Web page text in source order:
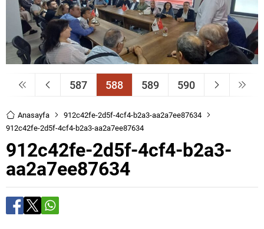
587 588 589 590
Anasayfa
912c42fe-2d5f-4cf4-b2a3-aa2a7ee87634
912c42fe-2d5f-4cf4-b2a3-aa2a7ee87634
912c42fe-2d5f-4cf4-b2a3-
aa2a7ee87634